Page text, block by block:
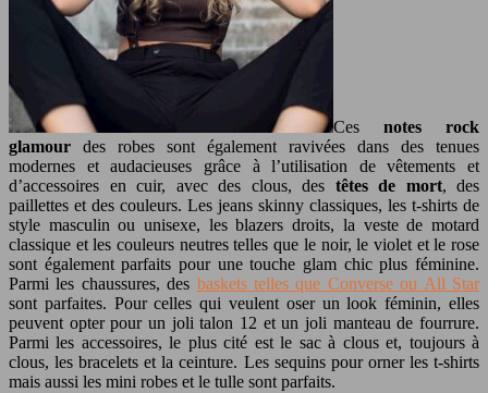
Ces notes rock
glamour des robes sont également ravivées dans des tenues
modernes et audacieuses grâce à l’utilisation de vêtements et
d’accessoires en cuir, avec des clous, des têtes de mort, des
paillettes et des couleurs. Les jeans skinny classiques, les t-shirts de
style masculin ou unisexe, les blazers droits, la veste de motard
classique et les couleurs neutres telles que le noir, le violet et le rose
sont également parfaits pour une touche glam chic plus féminine.
Parmi les chaussures, des baskets telles que Converse ou All Star
sont parfaites. Pour celles qui veulent oser un look féminin, elles
peuvent opter pour un joli talon 12 et un joli manteau de fourrure.
Parmi les accessoires, le plus cité est le sac à clous et, toujours à
clous, les bracelets et la ceinture. Les sequins pour orner les t-shirts
mais aussi les mini robes et le tulle sont parfaits.